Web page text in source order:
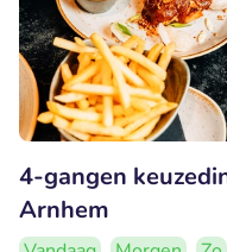
4-gangen
Arnhem